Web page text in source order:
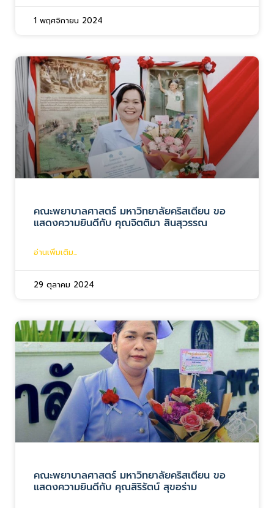
1 พฤศจิกายน 2024
คณะพยาบาลศาสตร์ มหาวิทยาลัยคริสเตียน ขอ
แสดงความยินดีกับ คุณจิตติมา สินสุวรรณ
อ่านเพิ่มเติม...
29 ตุลาคม 2024
คณะพยาบาลศาสตร์ มหาวิทยาลัยคริสเตียน ขอ
แสดงความยินดีกับ คุณสิริรัตน์ สุขอร่าม